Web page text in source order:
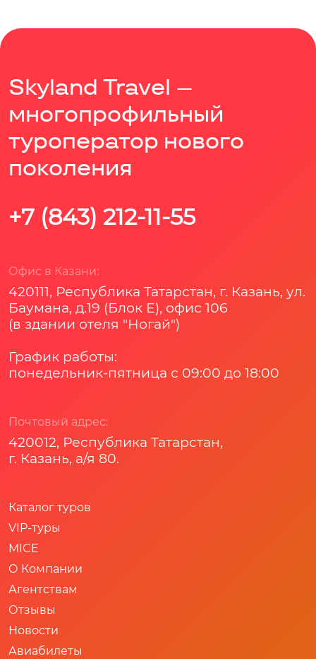
Skyland Travel –
многопрофильный
туроператор нового
поколения
+7 (843) 212-11-55
Офис в Казани:
420111, Республика Татарстан, г. Казань, ул.
Баумана, д.19 (Блок Е), офис 106
(в здании отеля "Ногай")
График работы:
понедельник-пятница с 09:00 до 18:00
Почтовый адрес:
420012, Республика Татарстан,
г. Казань, а/я 80.
Каталог туров
VIP-туры
MICE
О Компании
Агентствам
Отзывы
Новости
Авиабилеты